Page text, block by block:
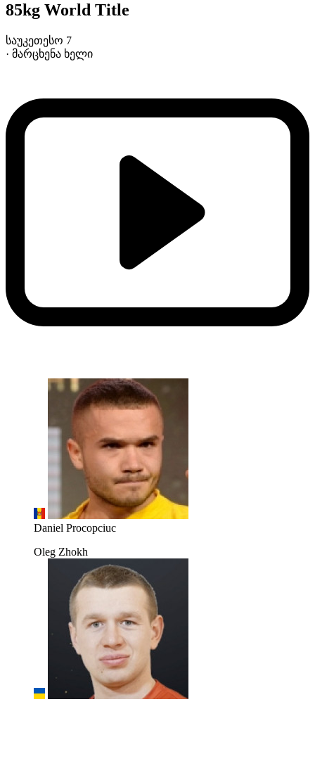
85kg World Title
საუკეთესო 7
· მარცხენა ხელი
Daniel Procopciuc
Oleg Zhokh